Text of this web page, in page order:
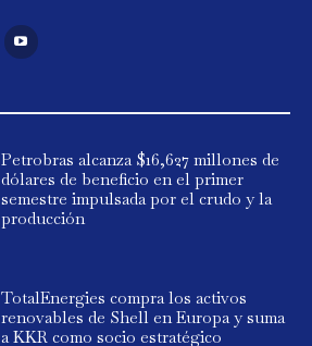
Petrobras alcanza $16,627 millones de
dólares de beneficio en el primer
semestre impulsada por el crudo y la
producción
TotalEnergies compra los activos
renovables de Shell en Europa y suma
a KKR como socio estratégico